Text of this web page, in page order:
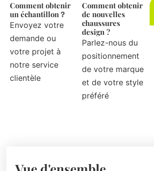
Comment obtenir
un échantillon？
Envoyez votre
demande ou
votre projet à
notre service
clientèle
Comment obtenir
de nouvelles
chaussures
design ?
Parlez-nous du
positionnement
de votre marque
et de votre style
préféré